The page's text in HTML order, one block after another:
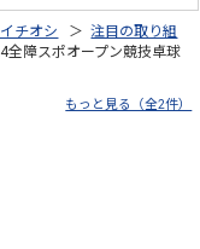
チオシ ＞注目の取り組
全障スポオープン競技卓球
もっと見る（全2件）